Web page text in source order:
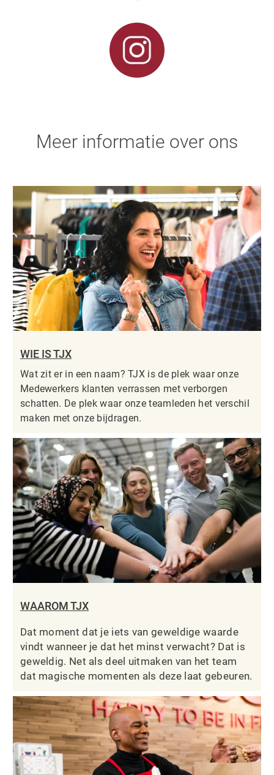
Meer informatie over ons
WIE IS TJX
Wat zit er in een naam? TJX is de plek waar onze
Medewerkers klanten verrassen met verborgen
schatten. De plek waar onze teamleden het verschil
maken met onze bijdragen.
WAAROM TJX
Dat moment dat je iets van geweldige waarde
vindt wanneer je dat het minst verwacht? Dat is
geweldig. Net als deel uitmaken van het team
dat magische momenten als deze laat gebeuren.